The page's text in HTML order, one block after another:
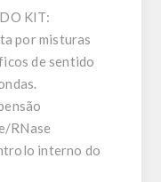
KIT:
por misturas
de sentido
RNase
interno do